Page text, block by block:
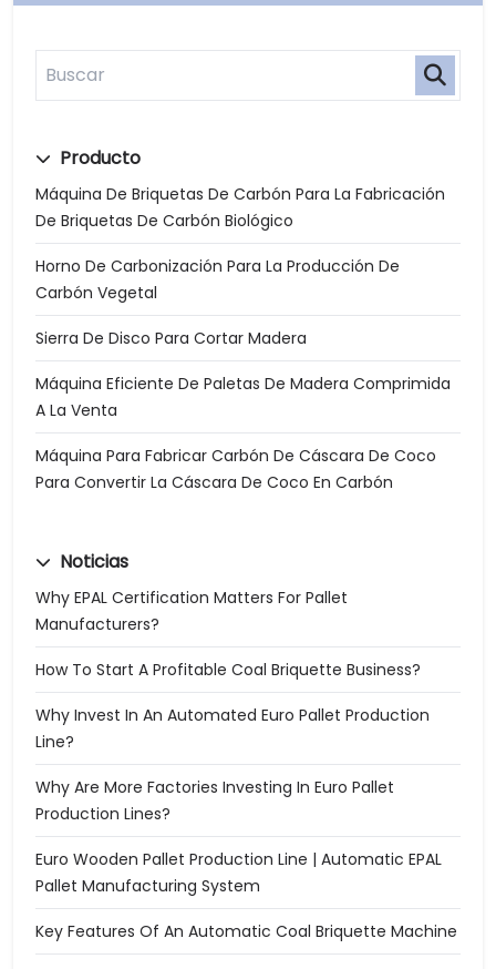
Producto
Máquina De Briquetas De Carbón Para La Fabricación
De Briquetas De Carbón Biológico
Horno De Carbonización Para La Producción De
Carbón Vegetal
Sierra De Disco Para Cortar Madera
Máquina Eficiente De Paletas De Madera Comprimida
A La Venta
Máquina Para Fabricar Carbón De Cáscara De Coco
Para Convertir La Cáscara De Coco En Carbón
Noticias
Why EPAL Certification Matters For Pallet
Manufacturers?
How To Start A Profitable Coal Briquette Business?
Why Invest In An Automated Euro Pallet Production
Line?
Why Are More Factories Investing In Euro Pallet
Production Lines?
Euro Wooden Pallet Production Line | Automatic EPAL
Pallet Manufacturing System
Key Features Of An Automatic Coal Briquette Machine